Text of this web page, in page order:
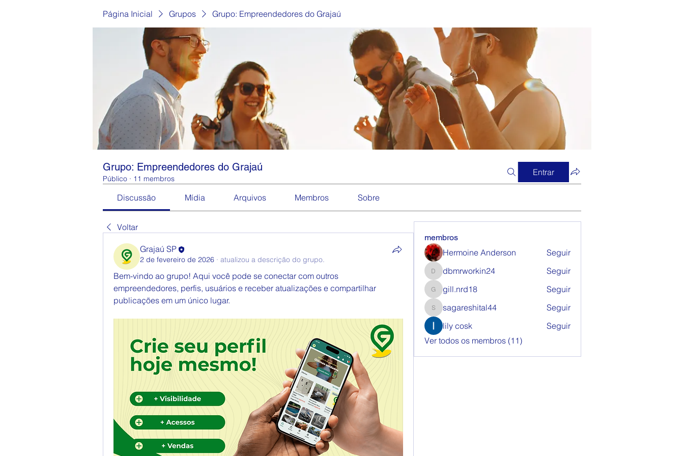
Página Inicial Grupos Grupo: Empreendedores do Grajaú
Grupo: Empreendedores do Grajaú
Público · 11 membros
Entrar
Discussão Mídia Arquivos Membros Sobre
Voltar
Grajaú SP
2 de fevereiro de 2026 · atualizou a descrição do grupo.
Bem-vindo ao grupo! Aqui você pode se conectar com outros
empreendedores, perfis, usuários e receber atualizações e compartilhar
publicações em um único lugar.
membros
Hermoine Anderson Seguir
dbmrworkin24
dbmrworkin24 Seguir
gill.nrd18
gill.nrd18 Seguir
sagareshital44
sagareshital44
Seguir
lily cosk
Seguir
Ver todos os membros (11)